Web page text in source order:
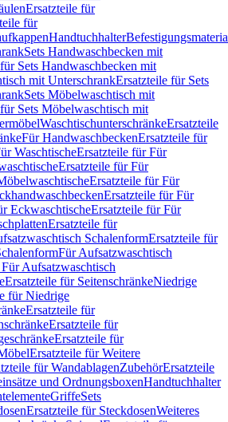
Ersatzteile für
für
Handtuchhalter
Sets Handwaschbecken mit
Sets Handwaschbecken mit
mit UnterschrankErsatzteile für Sets
Sets Möbelwaschtisch mit
Sets Möbelwaschtisch mit
WaschtischunterschränkeErsatzteile
Für HandwaschbeckenErsatzteile für
WaschtischeErsatzteile für Für
Ersatzteile für Für
Ersatzteile für Für
Ersatzteile für Für
EckwaschtischeErsatzteile für Für
Ersatzteile für
SchalenformErsatzteile für
Für Aufsatzwaschtisch
Aufsatzwaschtisch
Ersatzteile für SeitenschränkeNiedrige
für Niedrige
Ersatzteile für
Ersatzteile für
Ersatzteile für
Ersatzteile für Weitere
für WandablagenZubehörErsatzteile
und OrdnungsboxenHandtuchhalter
GriffeSets
Ersatzteile für SteckdosenWeiteres